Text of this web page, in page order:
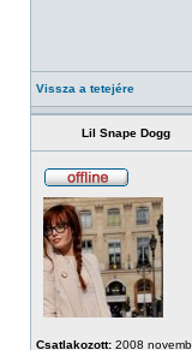
Vissza a tetejére
Lil Snape Dogg
Csatlakozott: 2008